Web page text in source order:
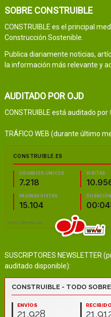
SOBRE CONSTRUIBLE
CONSTRUIBLE es el principal
Construcción Sostenible.
Publica diariamente noticias,
la información más relevante y
AUDITADO POR OJD
CONSTRUIBLE está auditado por
TRÁFICO WEB (durante último
SUSCRIPTORES
auditado disponible):